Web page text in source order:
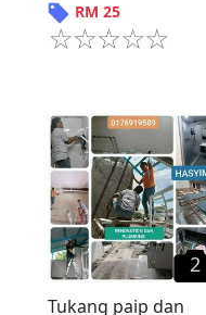
RM 25
2
Tukang paip dan